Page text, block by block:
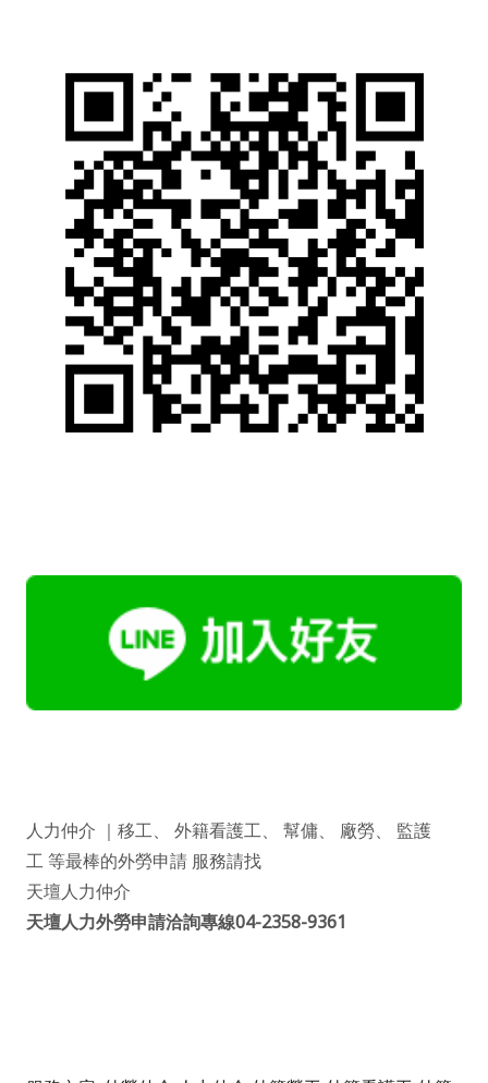
人力仲介 ｜ 移工、 外籍看護工、 幫傭、 廠勞、 監護
工 等最棒的外勞申請 服務請找
天壇人力仲介
天壇人力外勞申請洽詢專線04-2358-9361